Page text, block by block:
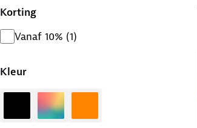
Korting
Vanaf 10% (1)
Kleur
Diversen